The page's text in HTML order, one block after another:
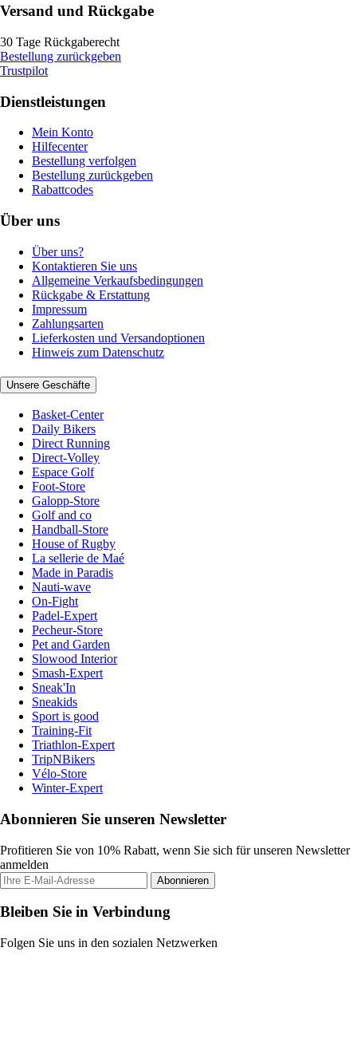
Versand und Rückgabe
30 Tage Rückgaberecht
Bestellung zurückgeben
Trustpilot
Dienstleistungen
Mein Konto
Hilfecenter
Bestellung verfolgen
Bestellung zurückgeben
Rabattcodes
Über uns
Über uns?
Kontaktieren Sie uns
Allgemeine Verkaufsbedingungen
Rückgabe & Erstattung
Impressum
Zahlungsarten
Lieferkosten und Versandoptionen
Hinweis zum Datenschutz
Unsere Geschäfte
Basket-Center
Daily Bikers
Direct Running
Direct-Volley
Espace Golf
Foot-Store
Galopp-Store
Golf and co
Handball-Store
House of Rugby
La sellerie de Maé
Made in Paradis
Nauti-wave
On-Fight
Padel-Expert
Pecheur-Store
Pet and Garden
Slowood Interior
Smash-Expert
Sneak'In
Sneakids
Sport is good
Training-Fit
Triathlon-Expert
TripNBikers
Vélo-Store
Winter-Expert
Abonnieren Sie unseren Newsletter
Profitieren Sie von 10% Rabatt, wenn Sie sich für unseren Newsletter
anmelden
Abonnieren
Bleiben Sie in Verbindung
Folgen Sie uns in den sozialen Netzwerken